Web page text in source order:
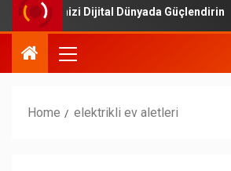
İşletmenizi Dijital Dünyada Güçlendirin
Home elektrikli ev aletleri